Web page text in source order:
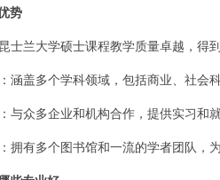
势
士兰大学硕士课程教学质量卓越，得
涵盖多个学科领域，包括商业、社会
与众多企业和机构合作，提供实习和
拥有多个图书馆和一流的学者团队，